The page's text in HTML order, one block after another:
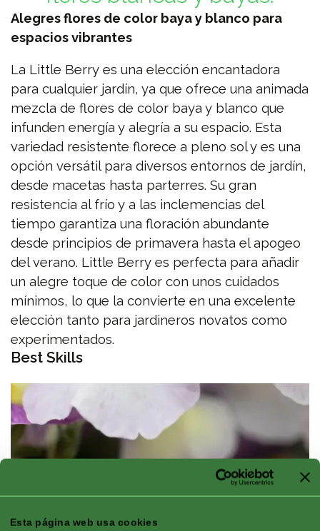
Esta página web usa cookies
Alegres flores de color baya y blanco para
espacios vibrantes
La Little Berry es una elección encantadora
para cualquier jardín, ya que ofrece una animada
mezcla de flores de color baya y blanco que
infunden energía y alegría a su espacio. Esta
variedad resistente florece a pleno sol y es una
opción versátil para diversos entornos de jardín,
desde macetas hasta parterres. Su gran
resistencia al frío y a las inclemencias del
tiempo garantiza una floración abundante
desde principios de primavera hasta el apogeo
del verano. Little Berry es perfecta para añadir
un alegre toque de color con unos cuidados
mínimos, lo que la convierte en una excelente
elección tanto para jardineros novatos como
experimentados.
Best Skills